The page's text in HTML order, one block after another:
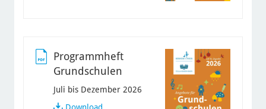
Programmheft
Grundschulen
Juli bis Dezember 2026
DownloadProgrammheft